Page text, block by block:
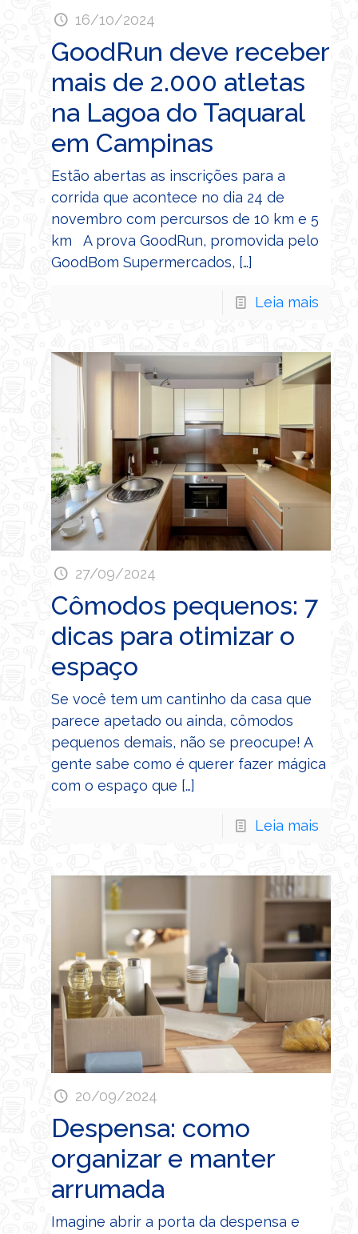
16/10/2024
GoodRun deve receber
mais de 2.000 atletas
na Lagoa do Taquaral
em Campinas
Estão abertas as inscrições para a
corrida que acontece no dia 24 de
novembro com percursos de 10 km e 5
km A prova GoodRun, promovida pelo
GoodBom Supermercados, […]
Leia mais
27/09/2024
Cômodos pequenos: 7
dicas para otimizar o
espaço
Se você tem um cantinho da casa que
parece apetado ou ainda, cômodos
pequenos demais, não se preocupe! A
gente sabe como é querer fazer mágica
com o espaço que […]
Leia mais
20/09/2024
Despensa: como
organizar e manter
arrumada
Imagine abrir a porta da despensa e